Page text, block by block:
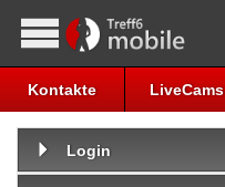
Kontakte LiveCams
Login